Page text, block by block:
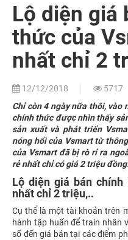
Lộ diện giá
thức của
nhất chỉ 2
12/12/2018 5717
Chỉ còn 4 ngày nữa thôi, vào
chính thức được nhìn thấy
sản xuất và phát triển
nóng hổi của Vsmart từ
của Vsmart đã bị rò rỉ ra
rẻ nhất chỉ có giá 2 triệu
Lộ diện giá bán
nhất chỉ 2 triệu,..
Cụ thể là một tài khoản trên
hành tập huấn để train nhân
số đến giá bán tại các điểm